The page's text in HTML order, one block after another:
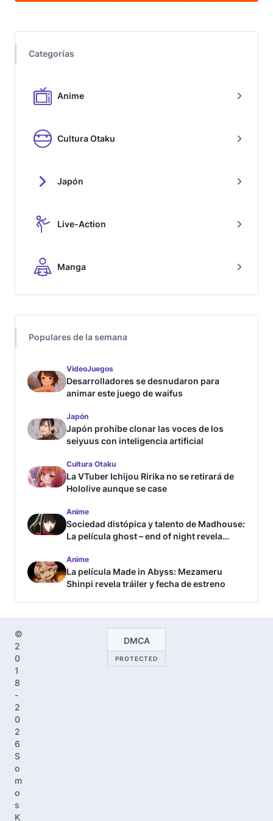
Categorías
Anime
Cultura Otaku
Japón
Live-Action
Manga
Populares de la semana
VideoJuegos
Desarrolladores se desnudaron para
animar este juego de waifus
Japón
Japón prohíbe clonar las voces de los
seiyuus con inteligencia artificial
Cultura Otaku
La VTuber Ichijou Ririka no se retirará de
Hololive aunque se case
Anime
Sociedad distópica y talento de Madhouse:
La película ghost – end of night revela
Anime
La película Made in Abyss: Mezameru
Shinpi revela tráiler y fecha de estreno
©
2
0
1
8
-
2
0
2
6
S
o
m
o
s
K
DMCA
PROTECTED